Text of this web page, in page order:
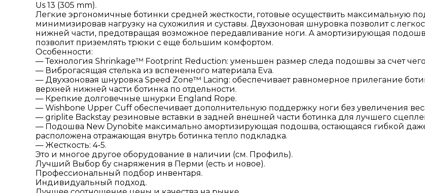
Us 13 (305 mm).
Легкие эргономичные ботинки средней жесткости, готовые осуществить максимальную
минимизировав нагрузку на сухожилия и суставы. Двухзоновая шнуровка позволит с
нижней части, предотвращая возможное передавливание ноги. А амортизирующая
позволит приземлять трюки с еще большим комфортом.
Особенности:
— Технология Shrinkage™ Footprint Reduction: уменьшен размер следа подошвы за счет
— Виброгасящая стелька из вспененного материала Eva.
— Двухзоновая шнуровка Speed Zone™ Lacing: обеспечивает равномерное прилегание
верхней нижней части ботинка по отдельности.
— Крепкие долговечные шнурки England Rope.
— Wishbone Upper Cuff обеспечивает дополнительную поддержку ноги без увеличения
— griplite Backstay резиновые вставки в задней внешней части ботинка для лучшего
— Подошва New Dynobite максимально амортизирующая подошва, остающаяся гибкой
расположена отражающая внутрь ботинка тепло подкладка.
— Жесткость: 4-5.
Это и многое другое оборудование в наличии (см. Профиль).
Лучший Выбор бу снаряжения в Перми (есть и новое).
Профессиональный подбор инвентаря.
Индивидуальный подход.